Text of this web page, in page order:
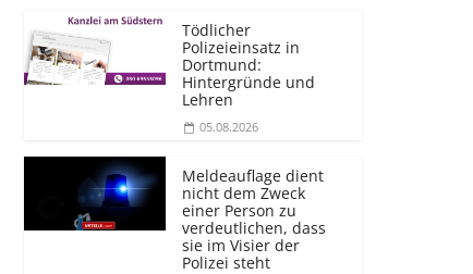
Tödlicher
Polizeieinsatz in
Dortmund:
Hintergründe und
Lehren
05.08.2026
Meldeauflage dient
nicht dem Zweck
einer Person zu
verdeutlichen, dass
sie im Visier der
Polizei steht